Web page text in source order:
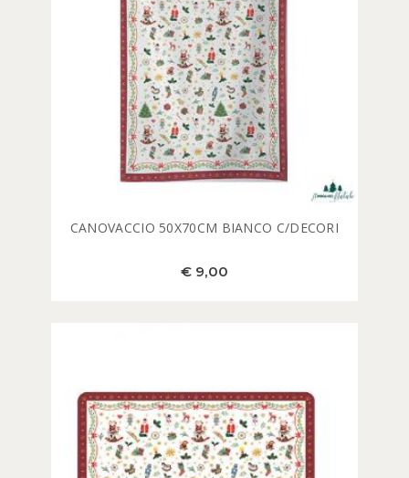
CANOVACCIO 50X70CM BIANCO C/DECORI
€ 9,00